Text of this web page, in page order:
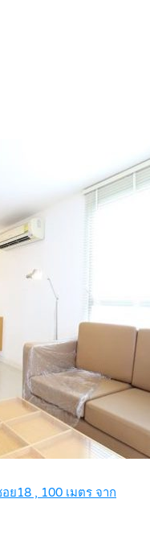
ย18 , 100 เมตร จาก